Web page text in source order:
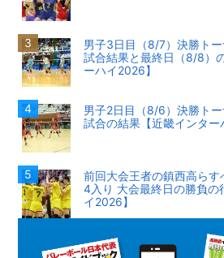
男子3日目（8/7）決勝ト
試合結果と最終日（8/8）
ーハイ2026】
男子2日目（8/6）決勝ト
試合の結果【近畿インター
前回大会王者の鎮西高らす
4入り 大会最終日の勝負の
イ2026】